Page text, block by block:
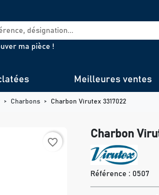
ma pièce !
Meilleures ventes
Charbons Charbon Virutex 3317022
favorite_border
Charbon
Référence : 0507